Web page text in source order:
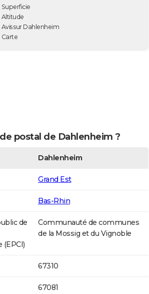
Superficie
Altitude
Avis sur Dahlenheim
Carte
postal de Dahlenheim ?
Dahlenheim
Grand Est
Bas-Rhin
de
Communauté de communes
de la Mossig et du Vignoble
67310
67081